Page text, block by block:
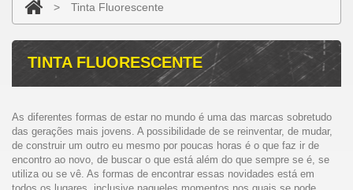
> Tinta Fluorescente
TINTA FLUORESCENTE
As diferentes formas de estar no mundo é uma das marcas sobretudo
das gerações mais jovens. A possibilidade de se reinventar, de mudar,
de construir um outro eu mesmo por poucas horas é o que faz ir de
encontro ao novo, de buscar o que está além do que sempre se é, se
utiliza ou se vê. As formas de encontrar essas novidades está em